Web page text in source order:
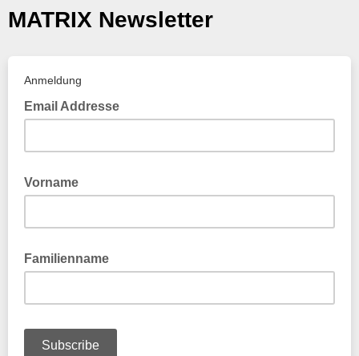
MATRIX Newsletter
Anmeldung
Email Addresse
Vorname
Familienname